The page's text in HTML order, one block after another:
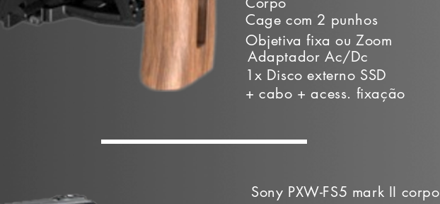
Objetiva fixa ou Zoom
Cage com 2 punhos
Adaptador Ac/Dc
1x Disco externo SSD
+ cabo + acess. fixação
Sony PXW-FS5 mark II corpo